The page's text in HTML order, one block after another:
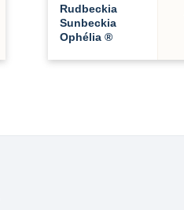
Rudbeckia
Sunbeckia
Ophélia ®